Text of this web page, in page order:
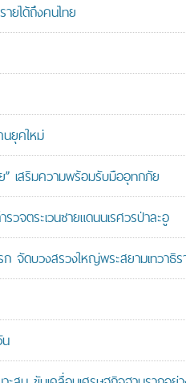
ยได้ถึงคนไทย
ยุคใหม่
เสริมความพร้อมรับมืออุทกภัย
จตระเวนชายแดนนเรศวรป่าละอู
จัดบวงสรวงใหญ่พระสยามเทวา